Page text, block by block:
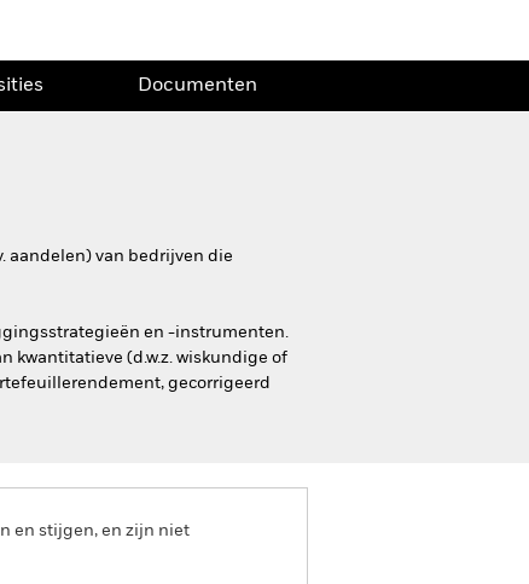
Documenten
aandelen) van bedrijven die
en -instrumenten.
kwantitatieve (d.w.z. wiskundige of
gecorrigeerd
en stijgen, en zijn niet